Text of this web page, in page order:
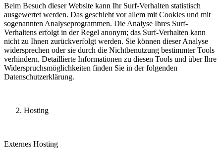
Beim Besuch dieser Website kann Ihr Surf-Verhalten statistisch
ausgewertet werden. Das geschieht vor allem mit Cookies und mit
sogenannten Analyseprogrammen. Die Analyse Ihres Surf-
Verhaltens erfolgt in der Regel anonym; das Surf-Verhalten kann
nicht zu Ihnen zurückverfolgt werden. Sie können dieser Analyse
widersprechen oder sie durch die Nichtbenutzung bestimmter Tools
verhindern. Detaillierte Informationen zu diesen Tools und über Ihre
Widerspruchsmöglichkeiten finden Sie in der folgenden
Datenschutzerklärung.
Hosting
Externes Hosting